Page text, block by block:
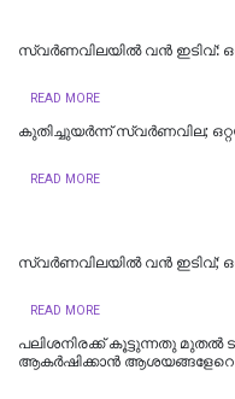
സ്വർണവിലയിൽ വൻ ഇടിവ്:
READ MORE
കുതിച്ചുയർന്ന് സ്വർണവില;
READ MORE
സ്വർണവിലയിൽ വൻ ഇടിവ്;
READ MORE
പലിശനിരക്ക് കൂട്ടുന്നതു
ആകർഷിക്കാൻ ആശയങ്ങളേറെ